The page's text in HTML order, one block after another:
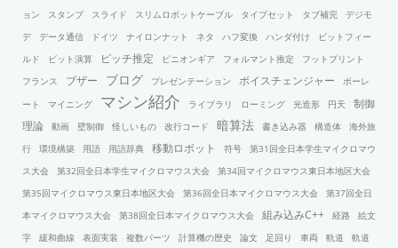
ョン
スタンプ スライド スリムロボットケーブル タイプセット タブ補完
デジモ
デ
データ通信 ドイツ ナイロンナット ネタ ハフ変換 ハンダ付け
ビットフィー
ルド
ビット演算 ピッチ推定 ピニオンギア フォルマント推定
フットプリント
フランス
ブザー ブログ プレゼンテーション ボイスチェンジャー
ボーレ
ート
マイニング マシン紹介 ライブラリ ローミング 光造形 円天
制御
理論
動画 壁制御 怪しいもの 改行コード 暗算法 書き込み器 構造体
海外旅
行
環境構築 用語 用語辞典 移動ロボット 符号
第31回全日本学生マイクロマウ
ス大会
第32回全日本学生マイクロマウス大会
第34回マイクロマウス東日本地区大会
第35回マイクロマウス東日本地区大会
第36回全日本マイクロマウス大会
第37回全日
本マイクロマウス大会
第38回全日本マイクロマウス大会 組み込みC++ 経路
絵文
字
緩和曲線 表面実装 複数パーツ 計算機の歴史 論文 足回り 車両 軌道
軌道